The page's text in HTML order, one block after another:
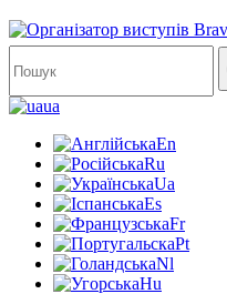
ua
En
Ru
Ua
Es
Fr
Pt
Nl
Hu